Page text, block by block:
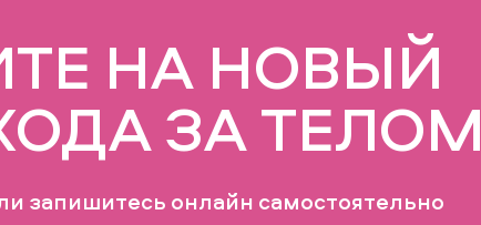
НА НОВЫЙ
ЗА ТЕЛОМ
запишитесь онлайн самостоятельно